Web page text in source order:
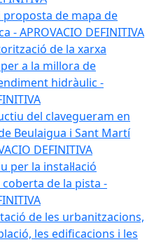
de mapa de
- APROVACIO DEFINITIVA
de la xarxa
a la millora de
hidràulic -
del clavegueram en
Beulaigua i Sant Martí
DEFINITIVA
per la instal·lació
de la pista -
de les urbanitzacions,
les edificacions i les